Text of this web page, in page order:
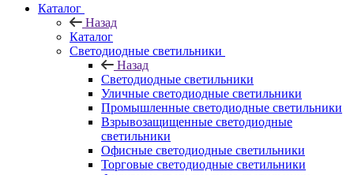
Каталог
Назад
Каталог
Светодиодные светильники
Назад
Светодиодные светильники
Уличные светодиодные светильники
Промышленные светодиодные светильники
Взрывозащищенные светодиодные
светильники
Офисные светодиодные светильники
Торговые светодиодные светильники